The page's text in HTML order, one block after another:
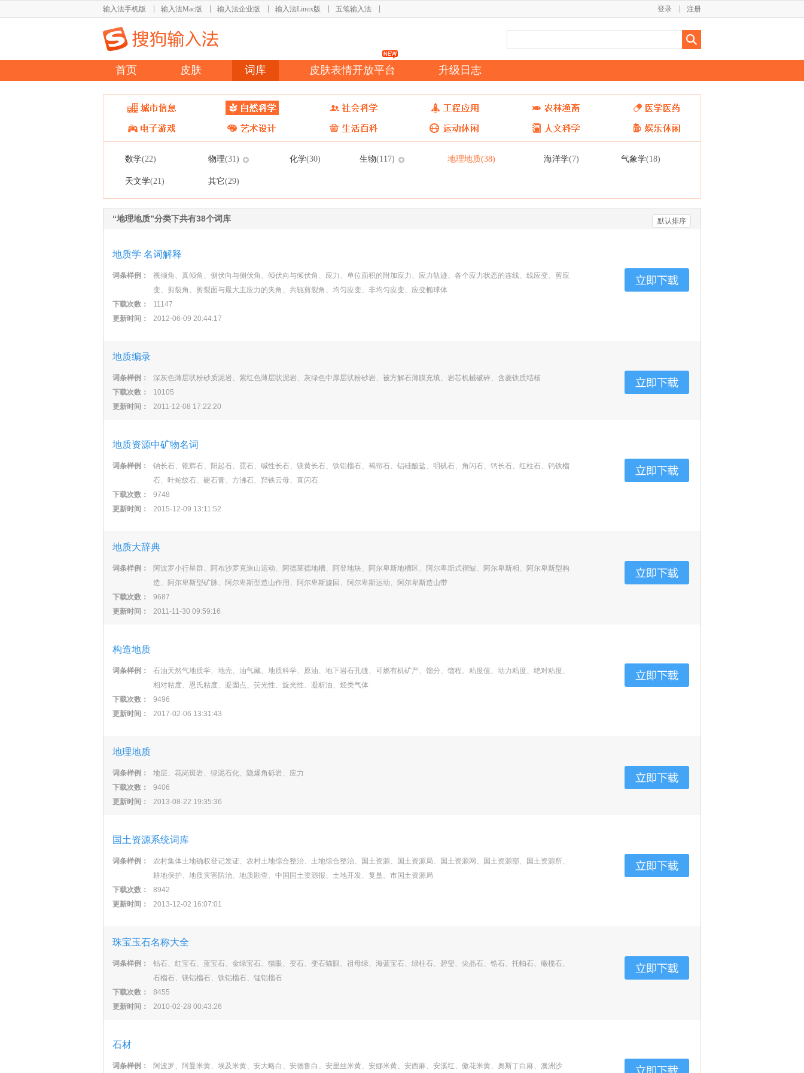
输入法手机版 输入法Mac版 输入法企业版 输入法Linux版 五笔输入法 注册
登录
首页 皮肤 词库 皮肤表情开放平台 升级日志
数学(22) 物理(31) 化学(30) 生物(117) 地理地质(38) 海洋学(7) 气象学(18)
天文学(21) 其它(29)
“地理地质”分类下共有38个词库 默认排序
地质学 名词解释
词条样例：
视倾角、真倾角、侧伏向与侧伏角、倾伏向与倾伏角、应力、单位面积的附加应力、应力轨迹、各个应力状态的连线、线应变、剪应
变、剪裂角、剪裂面与最大主应力的夹角、共轭剪裂角、均匀应变、非均匀应变、应变椭球体
下载次数：
11147
更新时间：
2012-06-09 20:44:17
地质编录
词条样例：
深灰色薄层状粉砂质泥岩、紫红色薄层状泥岩、灰绿色中厚层状粉砂岩、被方解石薄膜充填、岩芯机械破碎、含菱铁质结核
下载次数：
10105
更新时间：
2011-12-08 17:22:20
地质资源中矿物名词
词条样例：
钠长石、锥辉石、阳起石、霓石、碱性长石、镁黄长石、铁铝榴石、褐帘石、铝硅酸盐、明矾石、角闪石、钙长石、红柱石、钙铁榴
石、叶蛇纹石、硬石膏、方沸石、羟铁云母、直闪石
下载次数：
9748
更新时间：
2015-12-09 13:11:52
地质大辞典
词条样例：
阿波罗小行星群、阿布沙罗克造山运动、阿德莱德地槽、阿登地块、阿尔卑斯地槽区、阿尔卑斯式褶皱、阿尔卑斯相、阿尔卑斯型构
造、阿尔卑斯型矿脉、阿尔卑斯型造山作用、阿尔卑斯旋回、阿尔卑斯运动、阿尔卑斯造山带
下载次数：
9687
更新时间：
2011-11-30 09:59:16
构造地质
词条样例：
石油天然气地质学、地壳、油气藏、地质科学、原油、地下岩石孔缝、可燃有机矿产、馏分、馏程、粘度值、动力粘度、绝对粘度、
相对粘度、恩氏粘度、凝固点、荧光性、旋光性、凝析油、烃类气体
下载次数：
9496
更新时间：
2017-02-06 13:31:43
地理地质
词条样例：
地层、花岗斑岩、绿泥石化、隐爆角砾岩、应力
下载次数：
9406
更新时间：
2013-08-22 19:35:36
国土资源系统词库
词条样例：
农村集体土地确权登记发证、农村土地综合整治、土地综合整治、国土资源、国土资源局、国土资源网、国土资源部、国土资源所、
耕地保护、地质灾害防治、地质勘查、中国国土资源报、土地开发、复垦、市国土资源局
下载次数：
8942
更新时间：
2013-12-02 16:07:01
珠宝玉石名称大全
词条样例：
钻石、红宝石、蓝宝石、金绿宝石、猫眼、变石、变石猫眼、祖母绿、海蓝宝石、绿柱石、碧玺、尖晶石、锆石、托帕石、橄榄石、
石榴石、镁铝榴石、铁铝榴石、锰铝榴石
下载次数：
8455
更新时间：
2010-02-28 00:43:26
石材
词条样例： 阿波罗、阿曼米黄、埃及米黄、安大略白、安德鲁白、安里丝米黄、安娜米黄、安西麻、安溪红、傲花米黄、奥斯丁白麻、澳洲沙